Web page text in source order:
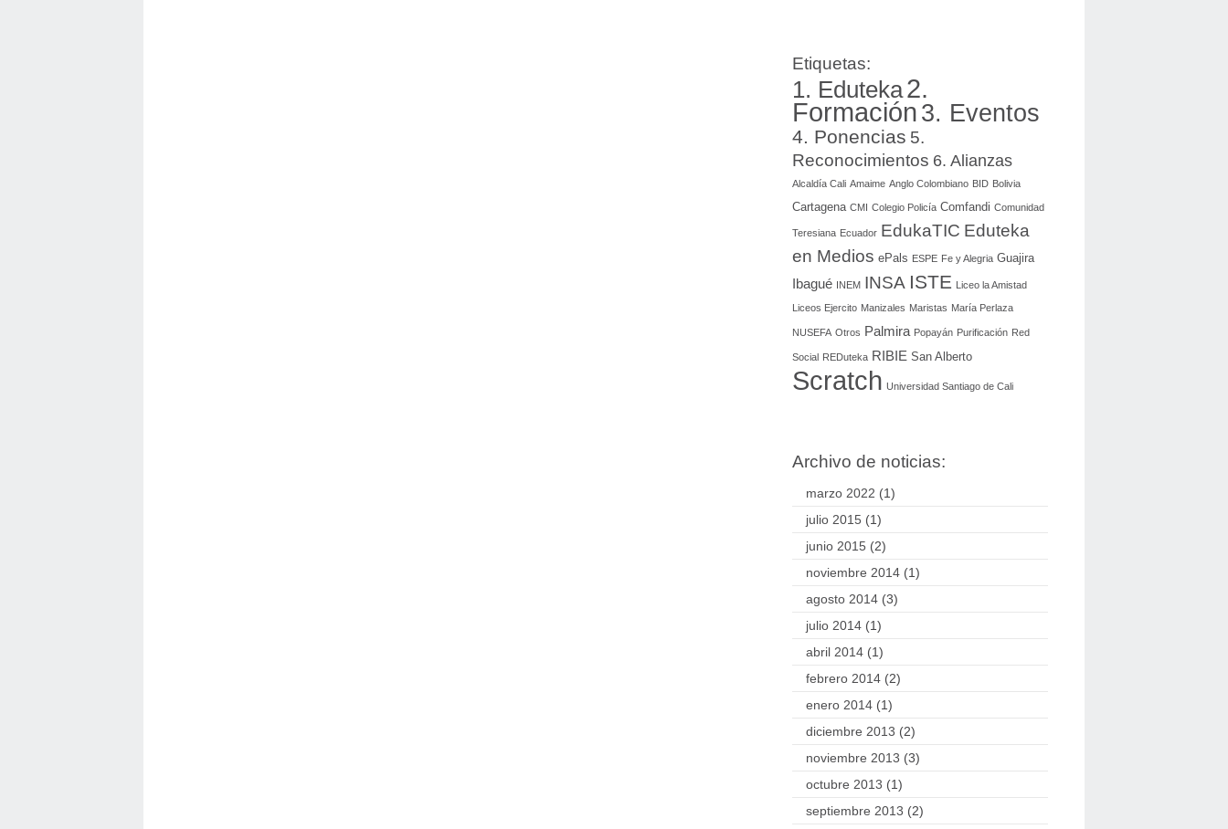
Etiquetas:
1. Eduteka2.
Formación 3. Eventos
4. Ponencias 5.
Reconocimientos 6. Alianzas
Alcaldía Cali Amaime Anglo Colombiano BID Bolivia
Cartagena CMI Colegio Policía Comfandi Comunidad
Teresiana Ecuador EdukaTIC Eduteka
en Medios ePals ESPE Fe y Alegria Guajira
Ibagué INEM INSA ISTE Liceo la Amistad
Liceos Ejercito Manizales Maristas María Perlaza
NUSEFA Otros Palmira Popayán Purificación Red
Social REDuteka RIBIE San Alberto
Scratch Universidad Santiago de Cali
Archivo de noticias:
marzo 2022 (1)
julio 2015 (1)
junio 2015 (2)
noviembre 2014 (1)
agosto 2014 (3)
julio 2014 (1)
abril 2014 (1)
febrero 2014 (2)
enero 2014 (1)
diciembre 2013 (2)
noviembre 2013 (3)
octubre 2013 (1)
septiembre 2013 (2)